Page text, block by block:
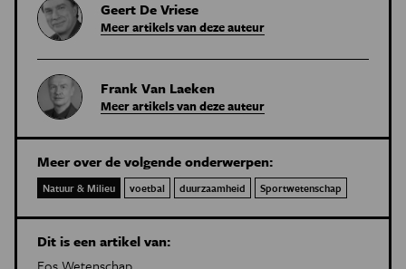
Geert De Vriese
Meer artikels van deze auteur
Frank Van Laeken
Meer artikels van deze auteur
Meer over de volgende onderwerpen:
Natuur & Milieu voetbal duurzaamheid Sportwetenschap
Dit is een artikel van:
Eos Wetenschap